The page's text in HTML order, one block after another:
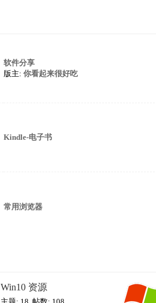
软件分享
版主: 你看起来很好吃
Kindle-电子书
常用浏览器
Win10 资源